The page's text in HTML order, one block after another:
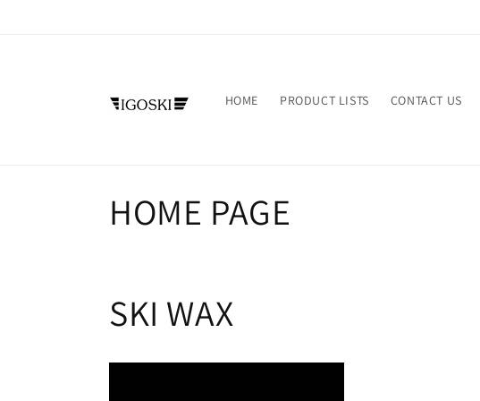
HOME PRODUCT LISTS CONTACT US
К
л
л
HOME PAGE
SKI WAX